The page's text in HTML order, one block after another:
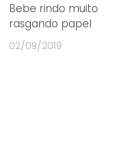
Bebe rindo muito
rasgando papel
02/09/2019